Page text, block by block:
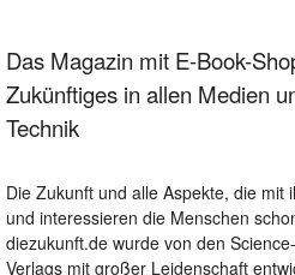
Das Magazin mit E-Book-
Zukünftiges in allen Medien
Technik
Die Zukunft und alle Aspekte, die mit
und interessieren die Menschen
diezukunft.de wurde von den
Verlags mit großer Leidenschaft